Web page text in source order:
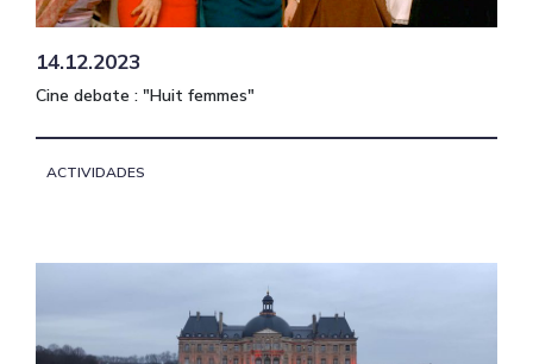
14.12.2023
Cine debate : "Huit femmes"
ACTIVIDADES